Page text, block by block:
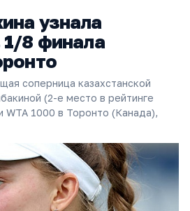
узнала
1/8 финала
соперница казахстанской
(2-е место в рейтинге
WTA 1000 в Торонто (Канада),